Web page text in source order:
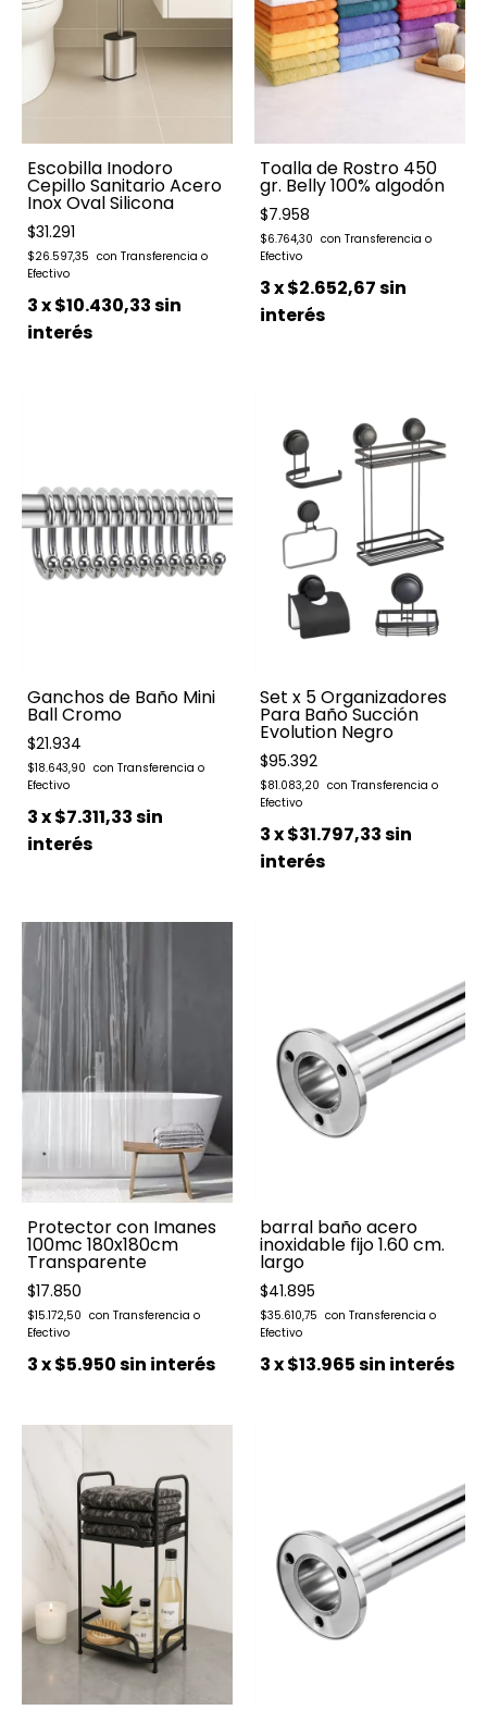
Escobilla Inodoro
Cepillo Sanitario Acero
Inox Oval Silicona
$31.291
$26.597,35
3x$10.430,33sin
interés
Toalla de Rostro 450
gr. Belly 100% algodón
$7.958
$6.764,30
3x$2.652,67sin
interés
Ganchos de Baño Mini
Ball Cromo
$21.934
$18.643,90
3x$7.311,33sin
interés
Set x 5 Organizadores
Para Baño Succión
Evolution Negro
$95.392
$81.083,20
3x$31.797,33sin
interés
Protector con Imanes
100mc 180x180cm
Transparente
$17.850
$15.172,50
3x$5.950sin interés
barral baño acero
inoxidable fijo 1.60 cm.
largo
$41.895
$35.610,75
3x$13.965sin interés